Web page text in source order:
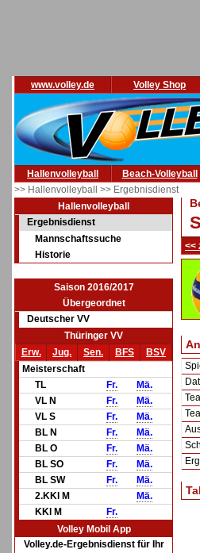
www.volley.de Volley Shop
Hallenvolleyball Beach-Volleyball
>> Hallenvolleyball >> Ergebnisdienst
Hallenvolleyball
Ergebnisdienst
Mannschaftssuche
Historie
Saison 2016/2017
Übergeordnet
Deutscher VV
Thüringer VV
Erw.
Jug. Sen. BFS
BSV
Meisterschaft
TL
Fr.
Mä.
VL N
Fr.
Mä.
VL S
Fr.
Mä.
BL N
Fr.
Mä.
BL O
Fr.
Mä.
BL SO
Fr.
Mä.
BL SW
Fr.
Mä.
2.KKl M
Mä.
KKl M
Fr.
Volley Mobil App
Volley.de-Ergebnisdienst für Ihr
<<